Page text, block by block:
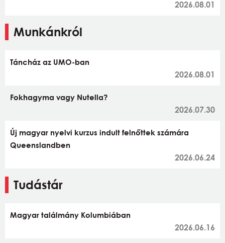
2026.08.01
Munkánkról
Táncház az UMO-ban
2026.08.01
Fokhagyma vagy Nutella?
2026.07.30
Új magyar nyelvi kurzus indult felnőttek számára
Queenslandben
2026.06.24
Tudástár
Magyar találmány Kolumbiában
2026.06.16